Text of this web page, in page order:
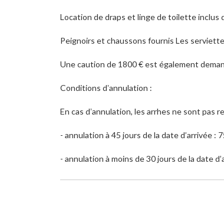
Location de draps et linge de toilette inclus
Peignoirs et chaussons fournis Les
Une caution de 1800 € est également
Conditions dʼannulation :
En cas dʼannulation, les arrhes ne sont pas
- annulation à 45 jours de la date d’arrivée :
- annulation à moins de 30 jours de la date